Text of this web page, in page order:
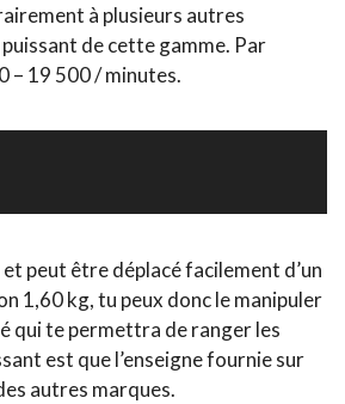
à plusieurs autres
de cette gamme. Par
– 19 500 / minutes.
peut être déplacé facilement d’un
1,60 kg, tu peux donc le manipuler
qui te permettra de ranger les
est que l’enseigne fournie sur
autres marques.